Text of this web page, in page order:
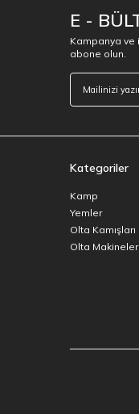
E -
Kampanya
abone olun.
Kategoriler
Kamp
Yemler
Olta Kamışları
Olta Makineleri